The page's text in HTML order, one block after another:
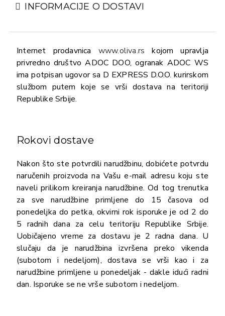
INFORMACIJE O DOSTAVI
Internet prodavnica www.oliva.rs kojom upravlja
privredno društvo ADOC DOO, ogranak ADOC WS
ima potpisan ugovor sa D EXPRESS D.O.O. kurirskom
službom putem koje se vrši dostava na teritoriji
Republike Srbije.
Rokovi dostave
Nakon što ste potvrdili narudžbinu, dobićete potvrdu
naručenih proizvoda na Vašu e-mail adresu koju ste
naveli prilikom kreiranja narudžbine. Od tog trenutka
za sve narudžbine primljene do 15 časova od
ponedeljka do petka, okvirni rok isporuke je od 2 do
5 radnih dana za celu teritoriju Republike Srbije.
Uobičajeno vreme za dostavu je 2 radna dana. U
slučaju da je narudžbina izvršena preko vikenda
(subotom i nedeljom), dostava se vrši kao i za
narudžbine primljene u ponedeljak - dakle idući radni
dan. Isporuke se ne vrše subotom i nedeljom.